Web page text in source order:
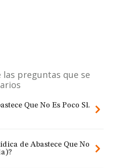
las preguntas que se
Que No Es Poco Sl.
de Abastece Que No